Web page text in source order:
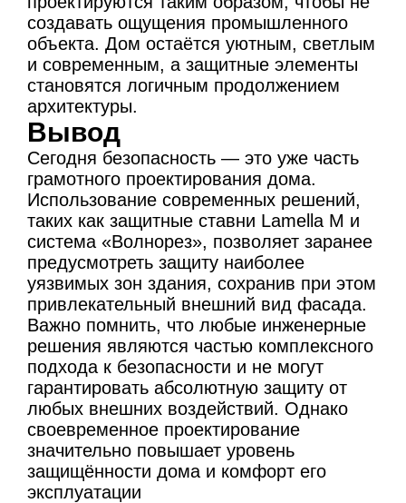
создавать ощущения промышленного
объекта. Дом остаётся уютным, светлым
и современным, а защитные элементы
становятся логичным продолжением
архитектуры.
Вывод
Сегодня безопасность — это уже часть
грамотного проектирования дома.
Использование современных решений,
таких как защитные ставни Lamella M и
система «Волнорез», позволяет заранее
предусмотреть защиту наиболее
уязвимых зон здания, сохранив при этом
привлекательный внешний вид фасада.
Важно помнить, что любые инженерные
решения являются частью комплексного
подхода к безопасности и не могут
гарантировать абсолютную защиту от
любых внешних воздействий. Однако
своевременное проектирование
значительно повышает уровень
защищённости дома и комфорт его
эксплуатации